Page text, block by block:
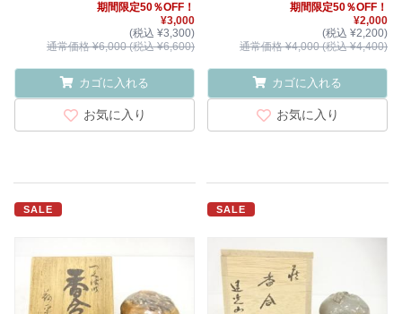
期間限定50％OFF！
¥3,000
(税込 ¥3,300)
通常価格 ¥6,000 (税込 ¥6,600)
カゴに入れる
お気に入り
期間限定50％OFF！
¥2,000
(税込 ¥2,200)
通常価格 ¥4,000 (税込 ¥4,400)
カゴに入れる
お気に入り
SALE SALE